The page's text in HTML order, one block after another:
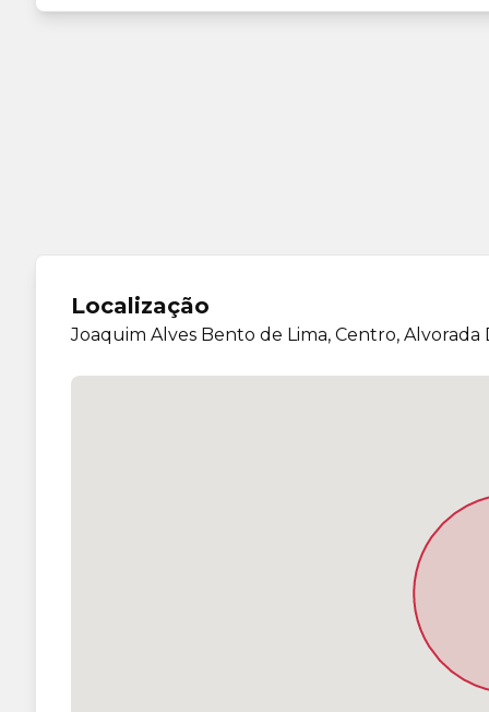
Localização
Joaquim Alves Bento de Lima, Centro, Alvorada